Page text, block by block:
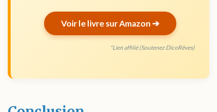
Voir le livre sur Amazon ➔
*Lien affilié (Soutenez DicoRêves)